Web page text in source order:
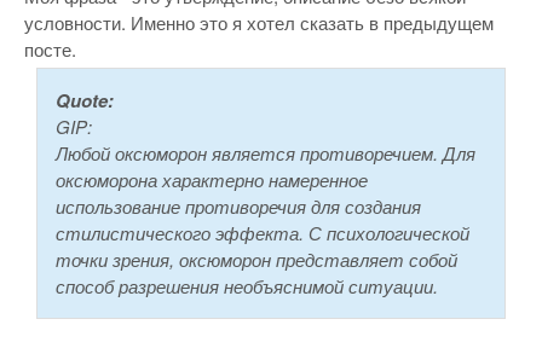
условности. Именно это я хотел сказать в предыдущем
посте.
Quote:
GIP:
Любой оксюморон является противоречием. Для
оксюморона характерно намеренное
использование противоречия для создания
стилистического эффекта. С психологической
точки зрения, оксюморон представляет собой
способ разрешения необъяснимой ситуации.